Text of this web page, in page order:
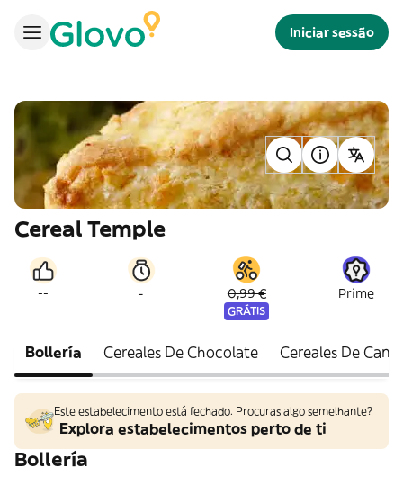
Iniciar sessão
Cereal Temple
-- - 0,99 €
GRÁTIS
Prime
Bollería Cereales De Chocolate Cereales De
Este estabelecimento está fechado. Procuras algo semelhante?
Explora estabelecimentos perto de ti
Bollería